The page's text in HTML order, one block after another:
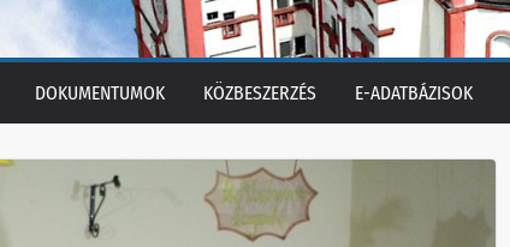
DOKUMENTUMOK KÖZBESZERZÉS E-ADATBÁZISOK